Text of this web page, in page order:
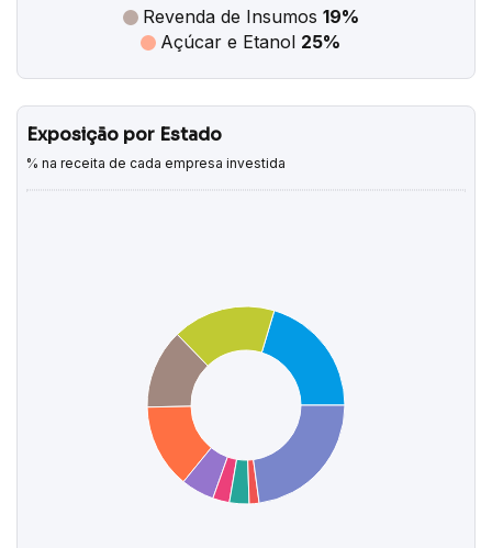
Revenda de Insumos 19%
Açúcar e Etanol 25%
Exposição por Estado
% na receita de cada empresa investida